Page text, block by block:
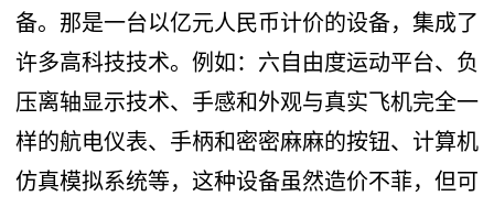
备。那是一台以亿元人民币计价的设备，集成了
许多高科技技术。例如：六自由度运动平台、负
压离轴显示技术、手感和外观与真实飞机完全一
样的航电仪表、手柄和密密麻麻的按钮、计算机
仿真模拟系统等，这种设备虽然造价不菲，但可